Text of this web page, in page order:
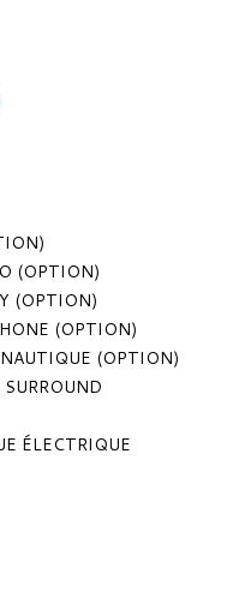
(OPTION)
(OPTION)
(OPTION)
(OPTION)
ÉLECTRIQUE